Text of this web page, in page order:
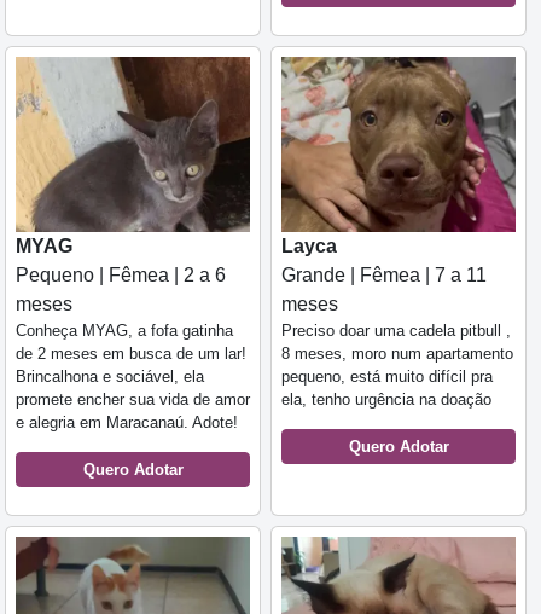
MYAG
Pequeno | Fêmea | 2 a 6
meses
Conheça MYAG, a fofa gatinha
de 2 meses em busca de um lar!
Brincalhona e sociável, ela
promete encher sua vida de amor
e alegria em Maracanaú. Adote!
Quero Adotar
Layca
Grande | Fêmea | 7 a 11
meses
Preciso doar uma cadela pitbull ,
8 meses, moro num apartamento
pequeno, está muito difícil pra
ela, tenho urgência na doação
Quero Adotar